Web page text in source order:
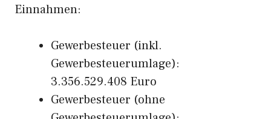
Einnahmen:
Gewerbesteuer (inkl.
Gewerbesteuerumlage):
3.356.529.408 Euro
Gewerbesteuer (ohne